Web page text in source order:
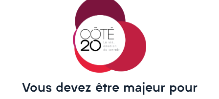
répond sur WhatsApp
La description
Vous devez être majeur pour